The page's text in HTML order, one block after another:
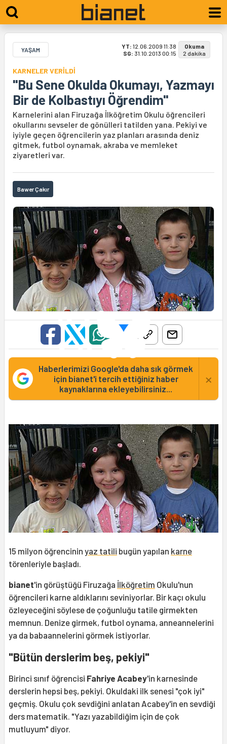
YAŞAM YT: 12.06.2009 11:38
SG: 31.10.2013 00:15
Okuma
2 dakika
KARNELER VERİLDİ
"Bu Sene Okulda Okumayı, Yazmayı
Bir de Kolbastıyı Öğrendim"
Karnelerini alan Firuzağa İlköğretim Okulu öğrencileri
okullarını sevseler de gönülleri tatilden yana. Pekiyi ve
iyiyle geçen öğrencilerin yaz planları arasında deniz
gitmek, futbol oynamak, akraba ve memleket
ziyaretleri var.
Bawer Çakır
Haberlerimizi Google'da daha sık görmek
için bianet'i tercih ettiğiniz haber
kaynaklarına ekleyebilirsiniz...
×
15 milyon öğrencinin yaz tatili bugün yapılan karne
törenleriyle başladı.
bianet'in görüştüğü Firuzağa İlköğretim Okulu'nun
öğrencileri karne aldıklarını seviniyorlar. Bir kaçı okulu
özleyeceğini söylese de çoğunluğu tatile girmekten
memnun. Denize girmek, futbol oynama, anneannelerini
ya da babaannelerini görmek istiyorlar.
"Bütün derslerim beş, pekiyi"
Birinci sınıf öğrencisi Fahriye Acabey'in karnesinde
derslerin hepsi beş, pekiyi. Okuldaki ilk senesi "çok iyi"
geçmiş. Okulu çok sevdiğini anlatan Acabey'in en sevdiği
ders matematik. "Yazı yazabildiğim için de çok
mutluyum" diyor.